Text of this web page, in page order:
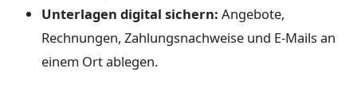
Unterlagen digital sichern: Angebote,
Rechnungen, Zahlungsnachweise und E-Mails an
einem Ort ablegen.